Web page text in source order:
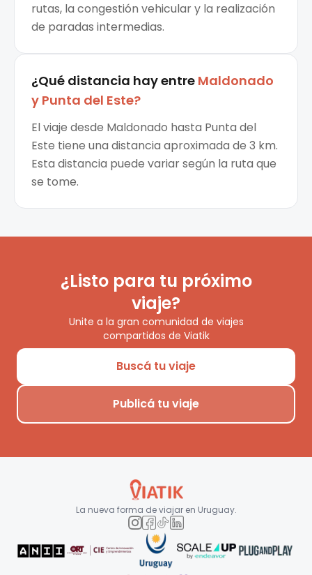
rutas, la congestión vehicular y la realización
de paradas intermedias.
¿Qué distancia hay entre Maldonado
y Punta del Este?
El viaje desde Maldonado hasta Punta del
Este tiene una distancia aproximada de 3 km.
Esta distancia puede variar según la ruta que
se tome.
¿Listo para tu próximo
viaje?
Unite a la gran comunidad de viajes
compartidos de Viatik
Buscá tu viaje
Publicá tu viaje
La nueva forma de viajar en Uruguay.